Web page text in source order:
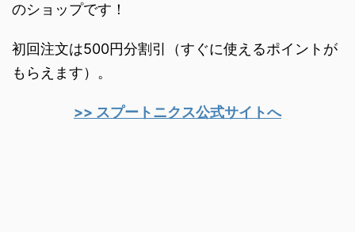
のショップです！
初回注文は500円分割引（すぐに使えるポイントが
もらえます）。
>> スプートニクス公式サイトへ